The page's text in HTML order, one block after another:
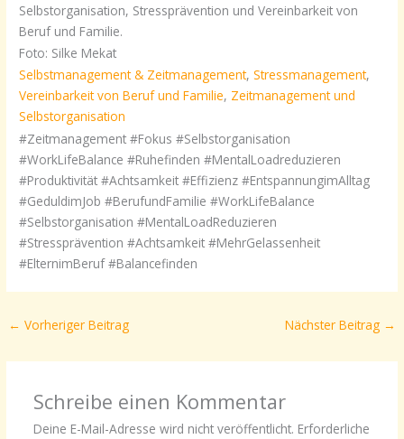
Selbstorganisation, Stressprävention und Vereinbarkeit von
Beruf und Familie.
Foto: Silke Mekat
Selbstmanagement & Zeitmanagement,Stressmanagement,
Vereinbarkeit von Beruf und Familie, Zeitmanagement und
Selbstorganisation
#Zeitmanagement #Fokus #Selbstorganisation
#WorkLifeBalance #Ruhefinden #MentalLoadreduzieren
#Produktivität #Achtsamkeit #Effizienz #EntspannungimAlltag
#GeduldimJob #BerufundFamilie #WorkLifeBalance
#Selbstorganisation #MentalLoadReduzieren
#Stressprävention #Achtsamkeit #MehrGelassenheit
#ElternimBeruf #Balancefinden
← Vorheriger Beitrag Nächster Beitrag →
Schreibe einen Kommentar
Deine E-Mail-Adresse wird nicht veröffentlicht. Erforderliche